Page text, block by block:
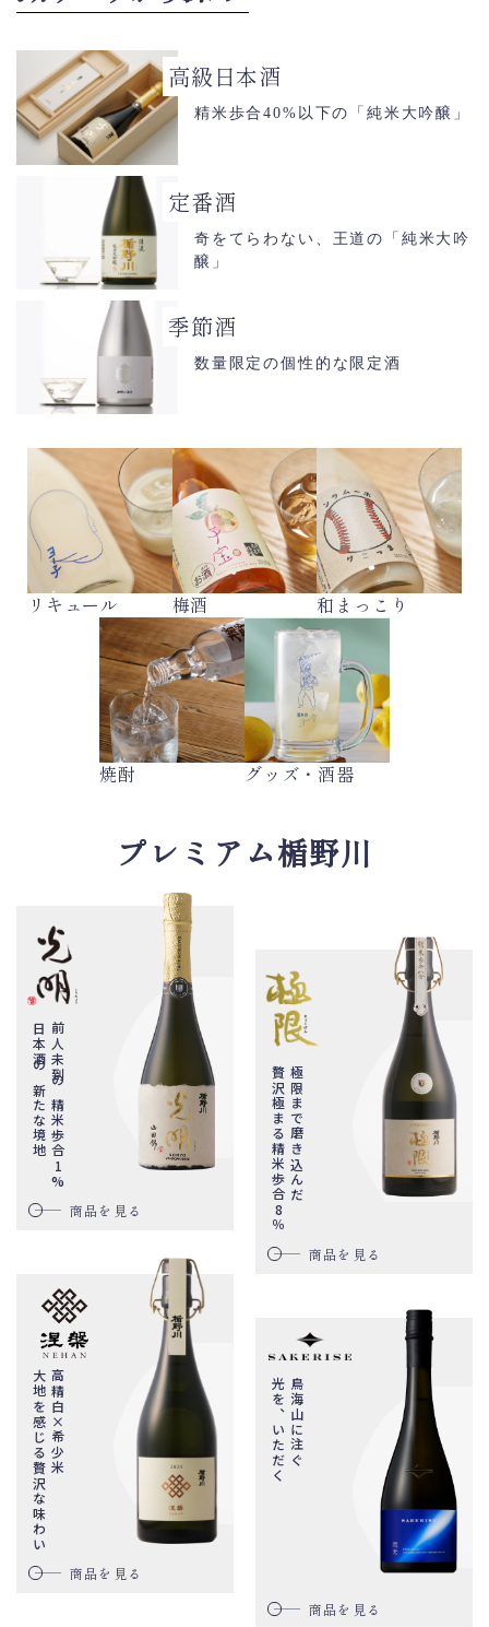
高級日本酒
精米歩合40%以下の「純米大吟醸」
定番酒
奇をてらわない、王道の「純米大吟
醸」
季節酒
数量限定の個性的な限定酒
リキュール 梅酒 和まっこり
焼酎 グッズ・酒器
プレミアム楯野川
前人未到の精米歩合1%
日本酒の新たな境地
商品を見る
極限まで磨き込んだ
贅沢極まる精米歩合8％
商品を見る
高精白×希少米
大地を感じる贅沢な味わい
商品を見る
鳥海山に注ぐ
光を、いただく
商品を見る